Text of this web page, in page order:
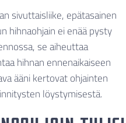
sivuttaisliike, epätasainen
hihnaohjain ei enää pysty
se aiheuttaa
hihnan ennenaikaiseen
ääni kertovat ohjainten
löystymisestä.